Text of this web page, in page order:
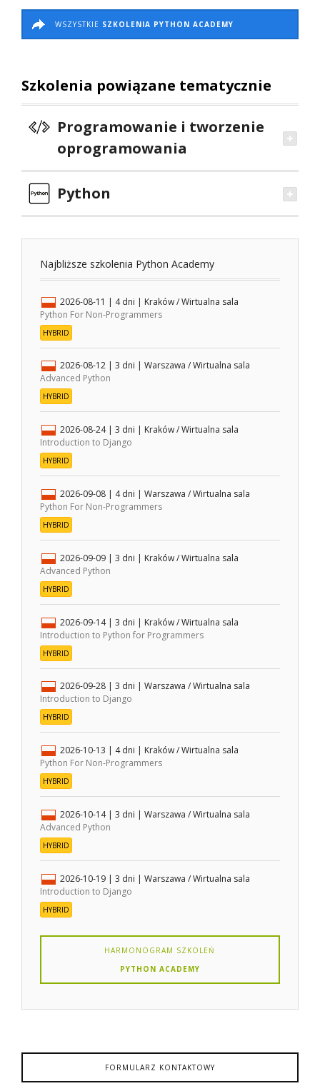
WSZYSTKIE SZKOLENIA PYTHON ACADEMY
Szkolenia powiązane tematycznie
Programowanie i tworzenie
oprogramowania
Python
Najbliższe szkolenia Python Academy
2026-08-11 | 4 dni | Kraków / Wirtualna sala
Python For Non-Programmers
HYBRID
2026-08-12 | 3 dni | Warszawa / Wirtualna sala
Advanced Python
HYBRID
2026-08-24 | 3 dni | Kraków / Wirtualna sala
Introduction to Django
HYBRID
2026-09-08 | 4 dni | Warszawa / Wirtualna sala
Python For Non-Programmers
HYBRID
2026-09-09 | 3 dni | Kraków / Wirtualna sala
Advanced Python
HYBRID
2026-09-14 | 3 dni | Kraków / Wirtualna sala
Introduction to Python for Programmers
HYBRID
2026-09-28 | 3 dni | Warszawa / Wirtualna sala
Introduction to Django
HYBRID
2026-10-13 | 4 dni | Kraków / Wirtualna sala
Python For Non-Programmers
HYBRID
2026-10-14 | 3 dni | Warszawa / Wirtualna sala
Advanced Python
HYBRID
2026-10-19 | 3 dni | Warszawa / Wirtualna sala
Introduction to Django
HYBRID
HARMONOGRAM SZKOLEŃ
PYTHON ACADEMY
FORMULARZ KONTAKTOWY